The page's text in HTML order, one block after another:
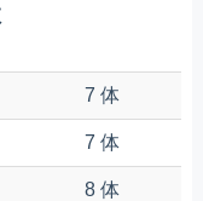
7 体
7 体
8 体